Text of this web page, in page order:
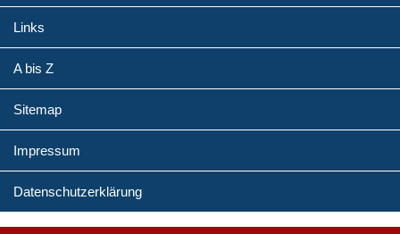
Links
A bis Z
Sitemap
Impressum
Datenschutzerklärung